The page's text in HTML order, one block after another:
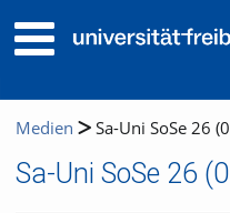
Medien Sa-Uni SoSe 26
Sa-Uni SoSe 26